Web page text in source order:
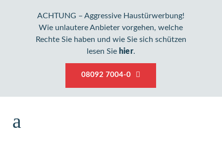
ACHTUNG – Aggressive Haustürwerbung!
Wie unlautere Anbieter vorgehen, welche
Rechte Sie haben und wie Sie sich schützen
lesen Sie hier.
08092 7004-0